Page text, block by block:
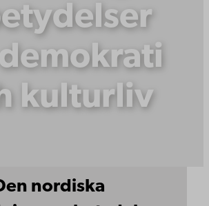
kulturliv
nordiska